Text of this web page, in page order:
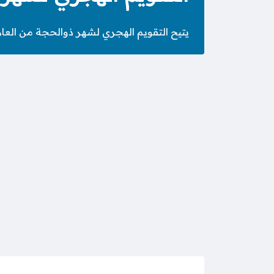
يتيح التقويم الهجري لشهر ذوالحجة من العام 1447 التقويم الهجري مع ما يقابله بالتقويم